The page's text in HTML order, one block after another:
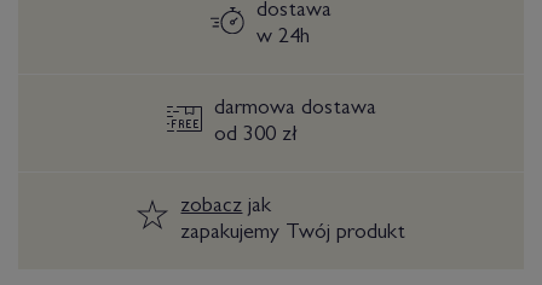
dostawa
w 24h
darmowa dostawa
od 300 zł
zobaczjak
zapakujemy Twój produkt